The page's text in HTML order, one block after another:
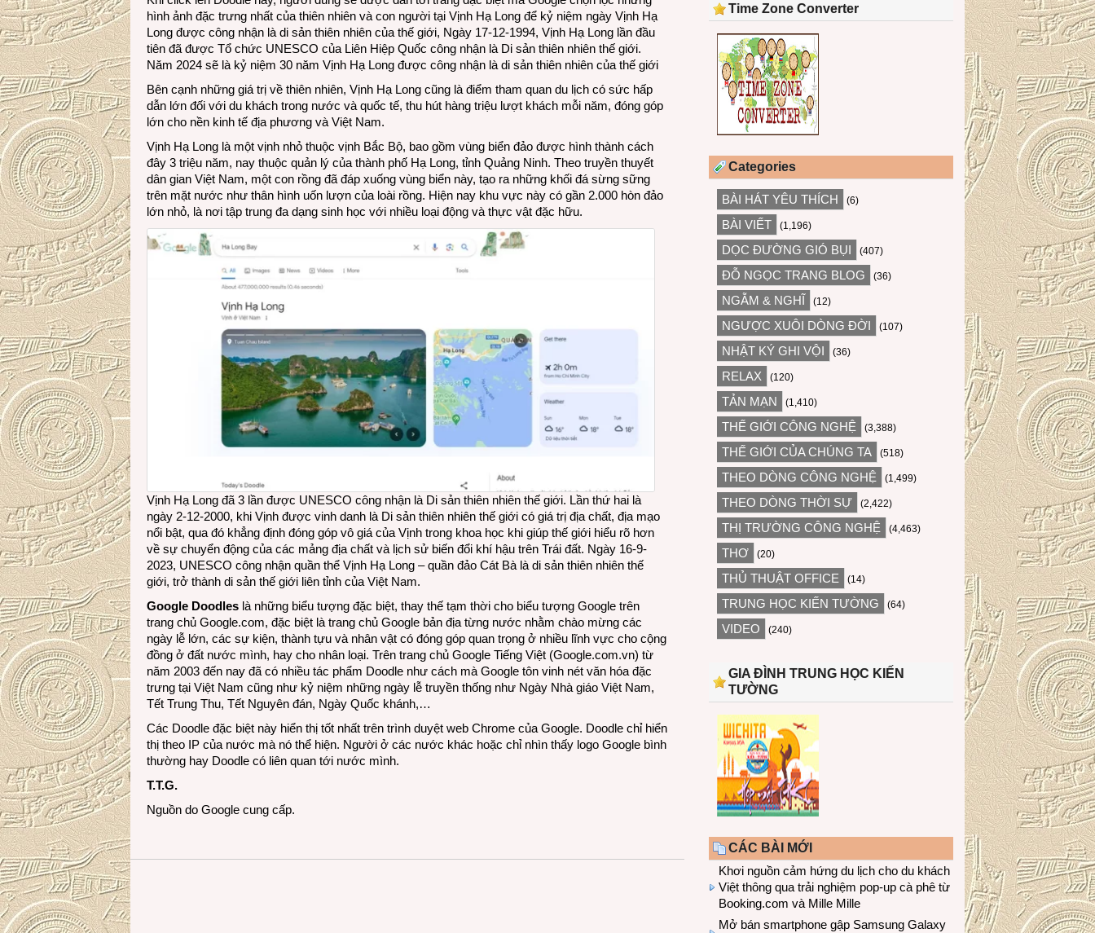
hình ảnh đặc trưng nhất của thiên nhiên và con người tại Vịnh Hạ Long để kỷ niệm ngày Vịnh Hạ
Long được công nhận là di sản thiên nhiên của thế giới, Ngày 17-12-1994, Vịnh Hạ Long lần đầu
tiên đã được Tổ chức UNESCO của Liên Hiệp Quốc công nhận là Di sản thiên nhiên thế giới.
Năm 2024 sẽ là kỷ niệm 30 năm Vịnh Hạ Long được công nhận là di sản thiên nhiên của thế giới
Bên cạnh những giá trị về thiên nhiên, Vịnh Hạ Long cũng là điểm tham quan du lịch có sức hấp
dẫn lớn đối với du khách trong nước và quốc tế, thu hút hàng triệu lượt khách mỗi năm, đóng góp
lớn cho nền kinh tế địa phương và Việt Nam.
Vịnh Hạ Long là một vịnh nhỏ thuộc vịnh Bắc Bộ, bao gồm vùng biển đảo được hình thành cách
đây 3 triệu năm, nay thuộc quản lý của thành phố Hạ Long, tỉnh Quảng Ninh. Theo truyền thuyết
dân gian Việt Nam, một con rồng đã đáp xuống vùng biển này, tạo ra những khối đá sừng sững
trên mặt nước như thân hình uốn lượn của loài rồng. Hiện nay khu vực này có gần 2.000 hòn đảo
lớn nhỏ, là nơi tập trung đa dạng sinh học với nhiều loại động và thực vật đặc hữu.
Vịnh Hạ Long đã 3 lần được UNESCO công nhận là Di sản thiên nhiên thế giới. Lần thứ hai là
ngày 2-12-2000, khi Vịnh được vinh danh là Di sản thiên nhiên thế giới có giá trị địa chất, địa mạo
nổi bật, qua đó khẳng định đóng góp vô giá của Vịnh trong khoa học khi giúp thế giới hiểu rõ hơn
về sự chuyển động của các mảng địa chất và lịch sử biến đổi khí hậu trên Trái đất. Ngày 16-9-
2023, UNESCO công nhận quần thể Vịnh Hạ Long – quần đảo Cát Bà là di sản thiên nhiên thế
giới, trở thành di sản thế giới liên tỉnh của Việt Nam.
Google Doodles là những biểu tượng đặc biệt, thay thế tạm thời cho biểu tượng Google trên
trang chủ Google.com, đặc biệt là trang chủ Google bản địa từng nước nhằm chào mừng các
ngày lễ lớn, các sự kiện, thành tựu và nhân vật có đóng góp quan trọng ở nhiều lĩnh vực cho cộng
đồng ở đất nước mình, hay cho nhân loại. Trên trang chủ Google Tiếng Việt (Google.com.vn) từ
năm 2003 đến nay đã có nhiều tác phẩm Doodle như cách mà Google tôn vinh nét văn hóa đặc
trưng tại Việt Nam cũng như kỷ niệm những ngày lễ truyền thống như Ngày Nhà giáo Việt Nam,
Tết Trung Thu, Tết Nguyên đán, Ngày Quốc khánh,…
Các Doodle đặc biệt này hiển thị tốt nhất trên trình duyệt web Chrome của Google. Doodle chỉ hiển
thị theo IP của nước mà nó thể hiện. Người ở các nước khác hoặc chỉ nhìn thấy logo Google bình
thường hay Doodle có liên quan tới nước mình.
T.T.G.
Nguồn do Google cung cấp.
Time Zone Converter
Categories
BÀI HÁT YÊU THÍCH (6)
BÀI VIẾT (1,196)
DỌC ĐƯỜNG GIÓ BỤI (407)
ĐỖ NGỌC TRANG BLOG (36)
NGẪM & NGHĨ (12)
NGƯỢC XUÔI DÒNG ĐỜI (107)
NHẬT KÝ GHI VỘI (36)
RELAX (120)
TẢN MẠN (1,410)
THẾ GIỚI CÔNG NGHỆ (3,388)
THẾ GIỚI CỦA CHÚNG TA (518)
THEO DÒNG CÔNG NGHỆ (1,499)
THEO DÒNG THỜI SỰ (2,422)
THỊ TRƯỜNG CÔNG NGHỆ (4,463)
THƠ (20)
THỦ THUẬT OFFICE (14)
TRUNG HỌC KIẾN TƯỜNG (64)
VIDEO (240)
GIA ĐÌNH TRUNG HỌC KIẾN
TƯỜNG
CÁC BÀI MỚI
Khơi nguồn cảm hứng du lịch cho du khách
Việt thông qua trải nghiệm pop-up cà phê từ
Booking.com và Mille Mille
Mở bán smartphone gập Samsung Galaxy